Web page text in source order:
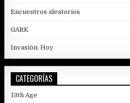
Encuentros aleatorios
GARK
Invasión: Hoy
CATEGORÍAS
13th Age